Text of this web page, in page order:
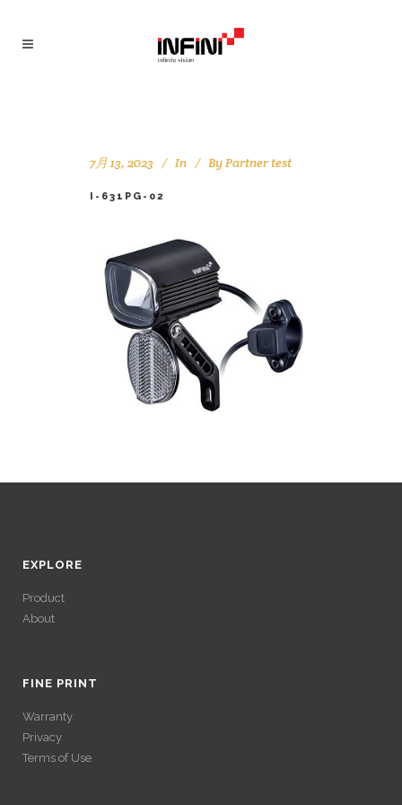
7月 13, 2023 In ByPartner test
I-631PG-02
EXPLORE
Product
About
GAINS SANS
VÉRIFICATION
FINE PRINT
Warranty
Privacy
Terms of Use